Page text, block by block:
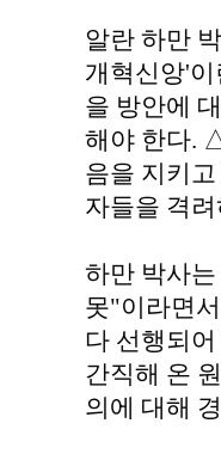
알란 하만
개혁신앙'
을 방안에
해야 한다.
음을 지키
자들을 격
하만 박사
못"이라면
다 선행되
간직해 온
의에 대해